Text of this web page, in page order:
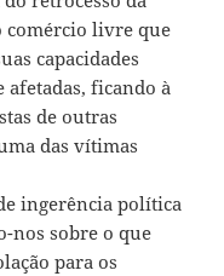
comércio livre que
capacidades
ficando à
de outras
das vítimas
ingerência política
nos sobre o que
para os